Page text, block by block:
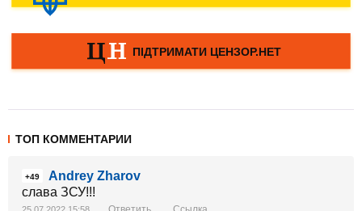
ТОП КОММЕНТАРИИ
+49
Andrey Zharov
слава ЗСУ!!!